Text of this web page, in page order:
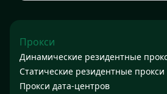
Прокси
Динамические резидентные
Статические резидентные прокси
Прокси дата-центров